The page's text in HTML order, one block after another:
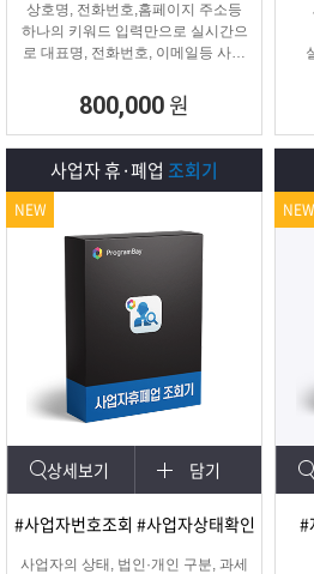
상호명, 전화번호,홈페이지 주소등
하나의 키워드 입력만으로 실시간으
로 대표명, 전화번호, 이메일등 사업
800,000 원
사업자 휴·폐업 조회기
상세보기 담기
#사업자번호조회 #사업자상태확인
사업자의 상태, 법인·개인 구분, 과세
NEW
#
NEW